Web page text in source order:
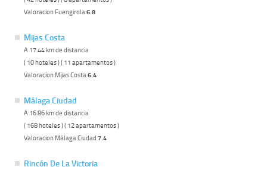
Valoracion Fuengirola 6.8
Mijas Costa
A 17.44 km de distancia
( 10 hoteles ) ( 11 apartamentos )
Valoracion Mijas Costa 6.4
Málaga Ciudad
A 16.86 km de distancia
( 168 hoteles ) ( 12 apartamentos )
Valoracion Málaga Ciudad 7.4
Rincón De La Victoria